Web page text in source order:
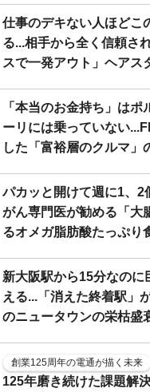
仕事のデキない人ほどこ
る...相手から全く信頼さ
スで一発アウト」ヘアス
「本当のお金持ち」はポ
ーリには乗っていない
した「富裕層のクルマ」
パカッと開けて週に1、2
がん専門医が勧める「大
るオメガ脂肪酸たっぷり
新大阪駅から15分なのに
える...「消えた終着駅」
のニュータウンの栄枯盛
創業125周年の電通が描く未来
125年磨き続けた課題解